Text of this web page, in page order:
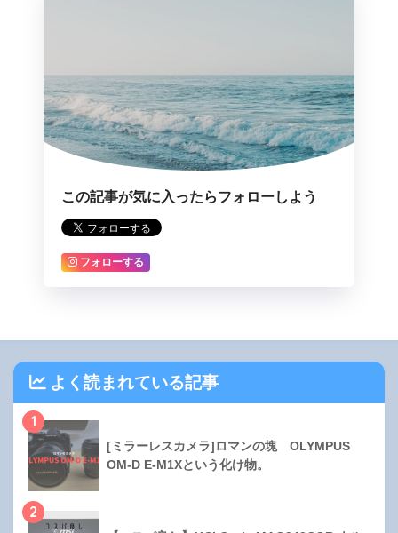
この記事が気に入ったらフォローしよう
フォローする
よく読まれている記事
1
[ミラーレスカメラ]ロマンの塊 OLYMPUS
OM-D E-M1Xという化け物。
2